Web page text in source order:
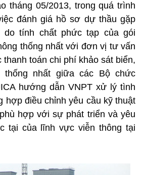
tháng 05/2013, trong quá trình
đánh giá hồ sơ dự thầu gặp
do tính chất phức tạp của gói
thống nhất với đơn vị tư vấn
toán chi phí khảo sát biển,
thống nhất giữa các Bộ chức
hướng dẫn VNPT xử lý tình
hợp điều chỉnh yêu cầu kỹ thuật
hợp với sự phát triển và yêu
tại của lĩnh vực viễn thông tại